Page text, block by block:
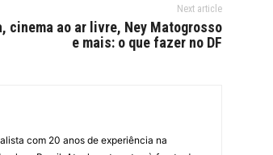
Next article
cinema ao ar livre, Ney Matogrosso
e mais: o que fazer no DF
com 20 anos de experiência na